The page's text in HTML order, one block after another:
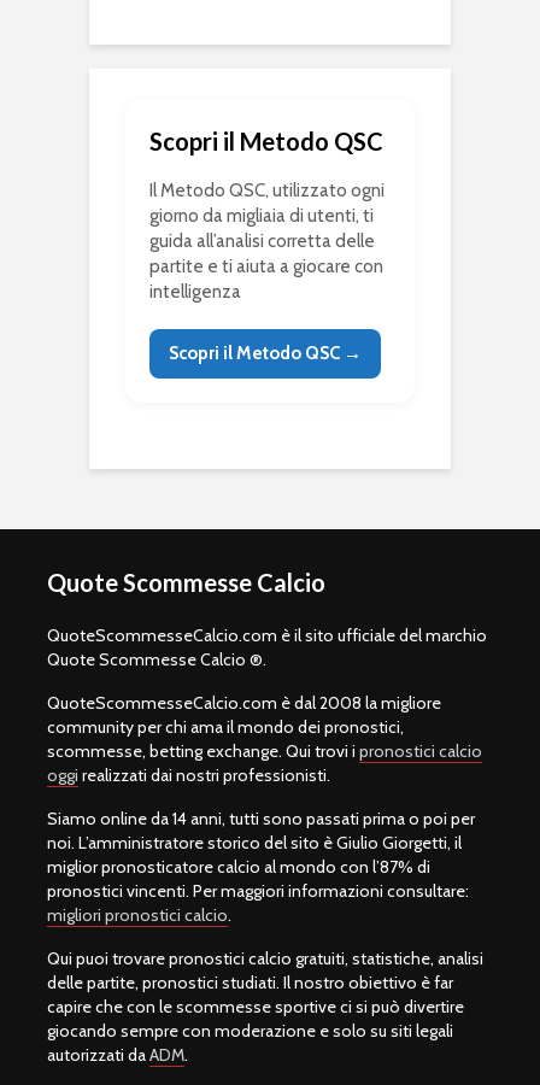
Scopri il Metodo QSC
Il Metodo QSC, utilizzato ogni
giorno da migliaia di utenti, ti
guida all’analisi corretta delle
partite e ti aiuta a giocare con
intelligenza
Scopri il Metodo QSC →
Quote Scommesse Calcio
QuoteScommesseCalcio.com è il sito ufficiale del marchio
Quote Scommesse Calcio ®.
QuoteScommesseCalcio.com è dal 2008 la migliore
community per chi ama il mondo dei pronostici,
scommesse, betting exchange. Qui trovi i pronostici calcio
oggi realizzati dai nostri professionisti.
Siamo online da 14 anni, tutti sono passati prima o poi per
noi. L’amministratore storico del sito è Giulio Giorgetti, il
miglior pronosticatore calcio al mondo con l’87% di
pronostici vincenti. Per maggiori informazioni consultare:
migliori pronostici calcio.
Qui puoi trovare pronostici calcio gratuiti, statistiche, analisi
delle partite, pronostici studiati. Il nostro obiettivo è far
capire che con le scommesse sportive ci si può divertire
giocando sempre con moderazione e solo su siti legali
autorizzati daADM.